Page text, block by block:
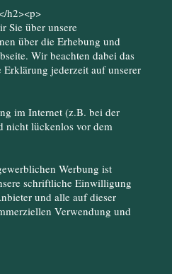
h2><p>
Sie über unsere
über die Erhebung und
Wir beachten dabei das
jederzeit auf unserer
im Internet (z.B. bei der
nicht lückenlos vor dem
Werbung ist
schriftliche Einwilligung
und alle auf dieser
Verwendung und